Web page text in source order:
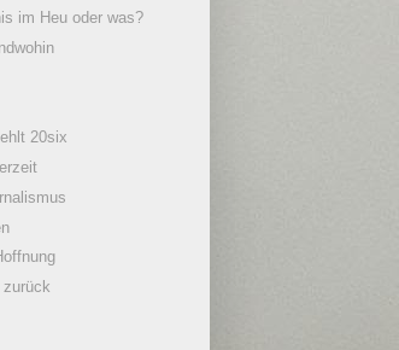
im Heu oder was?
20six